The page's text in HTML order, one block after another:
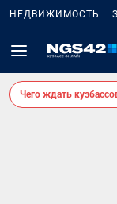
НЕДВИЖИМОСТЬ
Чего ждать